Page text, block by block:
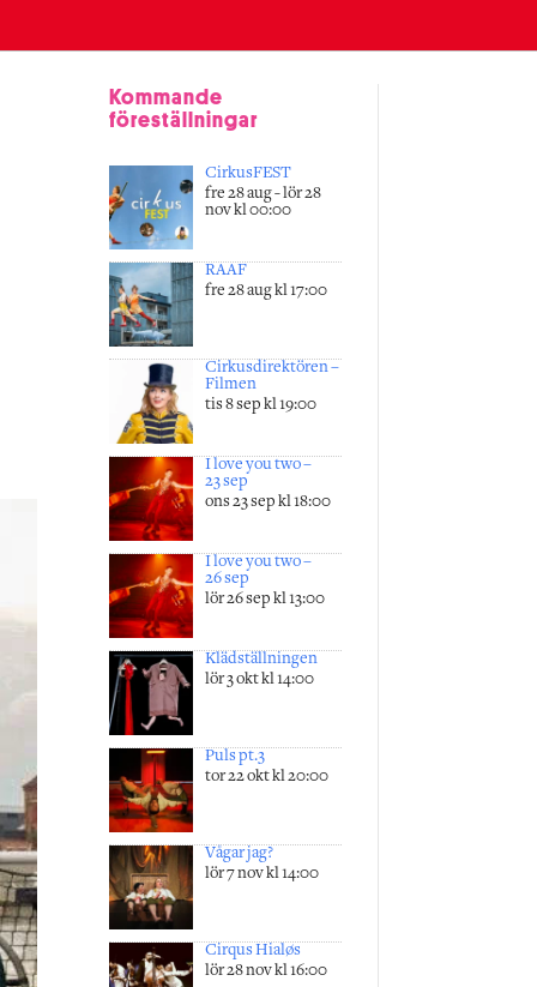
Kommande
föreställningar
CirkusFEST
fre 28 aug - lör 28
nov kl 00:00
RAAF
fre 28 aug kl 17:00
Cirkusdirektören –
Filmen
tis 8 sep kl 19:00
I love you two –
23 sep
ons 23 sep kl 18:00
I love you two –
26 sep
lör 26 sep kl 13:00
Klädställningen
lör 3 okt kl 14:00
Puls pt.3
tor 22 okt kl 20:00
Vågar jag?
lör 7 nov kl 14:00
Cirqus Hialøs
lör 28 nov kl 16:00